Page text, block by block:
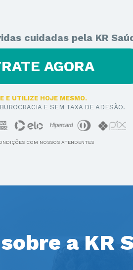
cuidadas pela KR
AGORA
E UTILIZE HOJE MESMO.
E SEM TAXA DE ADESÃO.
COM NOSSOS ATENDENTES
a KR